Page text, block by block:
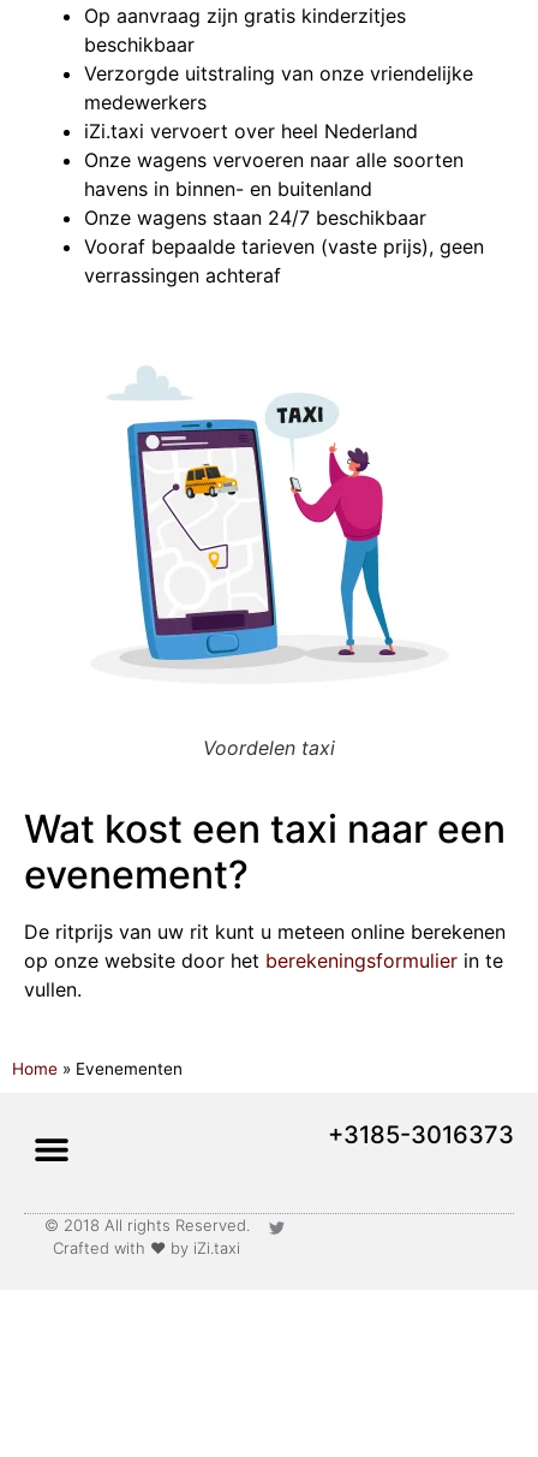
Op aanvraag zijn gratis kinderzitjes
beschikbaar
Verzorgde uitstraling van onze vriendelijke
medewerkers
iZi.taxi vervoert over heel Nederland
Onze wagens vervoeren naar alle soorten
havens in binnen- en buitenland
Onze wagens staan 24/7 beschikbaar
Vooraf bepaalde tarieven (vaste prijs), geen
verrassingen achteraf
Voordelen taxi
Wat kost een taxi naar een
evenement?
De ritprijs van uw rit kunt u meteen online berekenen
op onze website door het berekeningsformulier in te
vullen.
Home » Evenementen
+3185-3016373
© 2018 All rights Reserved.
Crafted with ♥ by iZi.taxi